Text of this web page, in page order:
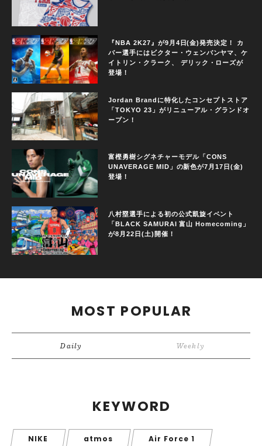
『NBA 2K27』が9月4日(金)発売決定！ カ
バー選手にはビクター・ウェンバンヤマ、ケ
イトリン・クラーク、 デリック・ローズが
登場！
Jordan Brandに特化したコンセプトストア
「TOKYO 23」がリニューアル・グランドオ
ープン！
富樫勇樹シグネチャーモデル「CONS
UNAVERAGE MID」の新色が7月17日(金)
登場！
八村塁選手による初の公式凱旋イベント
「BLACK SAMURAI 富山 Homecoming」
が8月22日(土)開催！
MOST POPULAR
Daily Weekly
KEYWORD
NIKE atmos Air Force 1